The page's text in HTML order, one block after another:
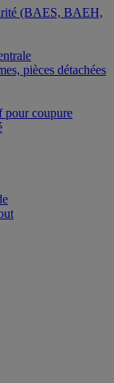
(BAES, BAEH,
pièces détachées
pour coupure